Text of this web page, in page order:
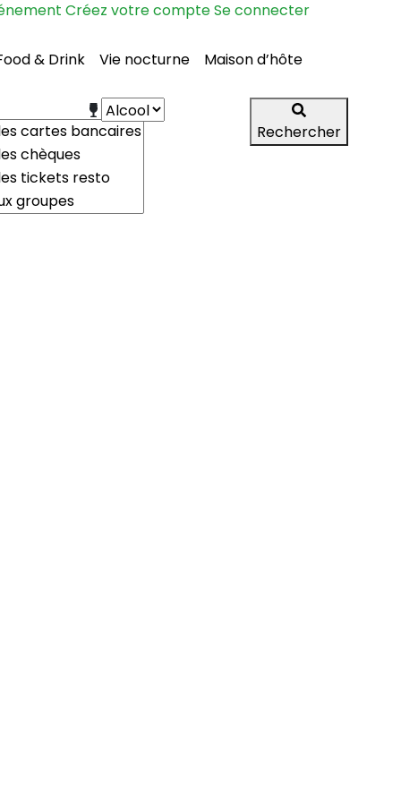
Créez votre compteSe connecter
& Drink Vie nocturne Maison d’hôte
Rechercher